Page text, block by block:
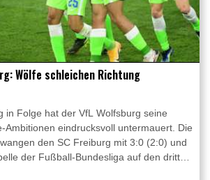
Wölfe schleichen Richtung
in Folge hat der VfL Wolfsburg seine
Ambitionen eindrucksvoll untermauert. Die
den SC Freiburg mit 3:0 (2:0) und
der Fußball-Bundesliga auf den dritten
weiterhin Rang neun ein.